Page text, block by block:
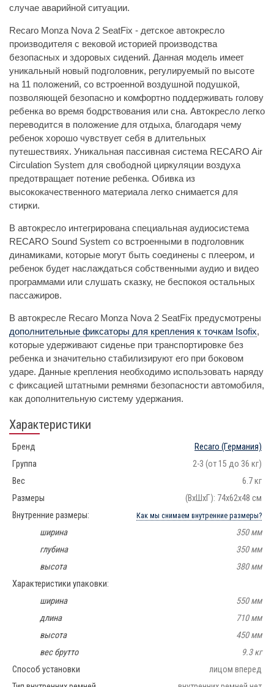
случае аварийной ситуации.
Recaro Monza Nova 2 SeatFix - детское автокресло
производителя с вековой историей производства
безопасных и здоровых сидений. Данная модель имеет
уникальный новый подголовник, регулируемый по высоте
на 11 положений, со встроенной воздушной подушкой,
позволяющей безопасно и комфортно поддерживать голову
ребенка во время бодрствования или сна. Автокресло легко
переводится в положение для отдыха, благодаря чему
ребенок хорошо чувствует себя в длительных
путешествиях. Уникальная пассивная система RECARO Air
Circulation System для свободной циркуляции воздуха
предотвращает потение ребенка. Обивка из
высококачественного материала легко снимается для
стирки.
В автокресло интегрирована специальная аудиосистема
RECARO Sound System со встроенными в подголовник
динамиками, которые могут быть соединены с плеером, и
ребенок будет наслаждаться собственными аудио и видео
программами или слушать сказку, не беспокоя остальных
пассажиров.
В автокресле Recaro Monza Nova 2 SeatFix предусмотрены
дополнительные фиксаторы для крепления к точкам Isofix,
которые удерживают сиденье при транспортировке без
ребенка и значительно стабилизируют его при боковом
ударе. Данные крепления необходимо использовать наряду
с фиксацией штатными ремнями безопасности автомобиля,
как дополнительную систему удержания.
Характеристики
Бренд Recaro (Германия)
Группа
2-3 (от 15 до 36 кг)
Вес
6.7 кг
Размеры
(ВxШxГ): 74x62x48 см
Внутренние размеры:
Как мы снимаем внутренние размеры?
ширина
350 мм
глубина
350 мм
высота
380 мм
Характеристики упаковки:
ширина
550 мм
длина
710 мм
высота
450 мм
вес брутто
9.3 кг
Способ установки
лицом вперед